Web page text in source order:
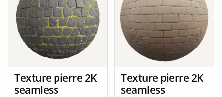
Texture pierre 2K
seamless
Texture pierre 2K
seamless